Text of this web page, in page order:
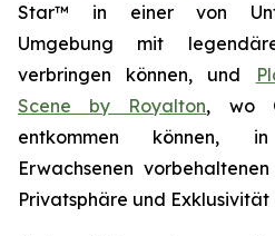
Star™ in einer von
Umgebung mit
verbringen können, und
Scene by Royalton, wo
entkommen können, in
Erwachsenen
Privatsphäre und Exklusivität